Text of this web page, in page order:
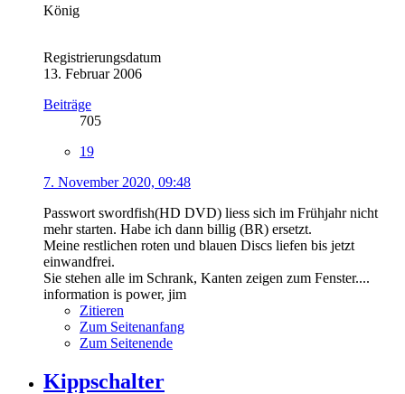
König
Registrierungsdatum
13. Februar 2006
Beiträge
705
19
7. November 2020, 09:48
Passwort swordfish(HD DVD) liess sich im Frühjahr nicht
mehr starten. Habe ich dann billig (BR) ersetzt.
Meine restlichen roten und blauen Discs liefen bis jetzt
einwandfrei.
Sie stehen alle im Schrank, Kanten zeigen zum Fenster....
information is power, jim
Zitieren
Zum Seitenanfang
Zum Seitenende
Kippschalter